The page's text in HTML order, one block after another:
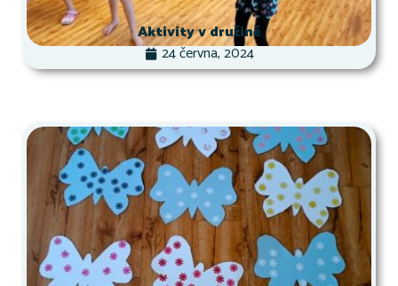
Aktivity v družině
24 června, 2024